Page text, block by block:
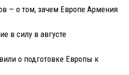
— о том, зачем Европе Армения
в силу в августе
о подготовке Европы к